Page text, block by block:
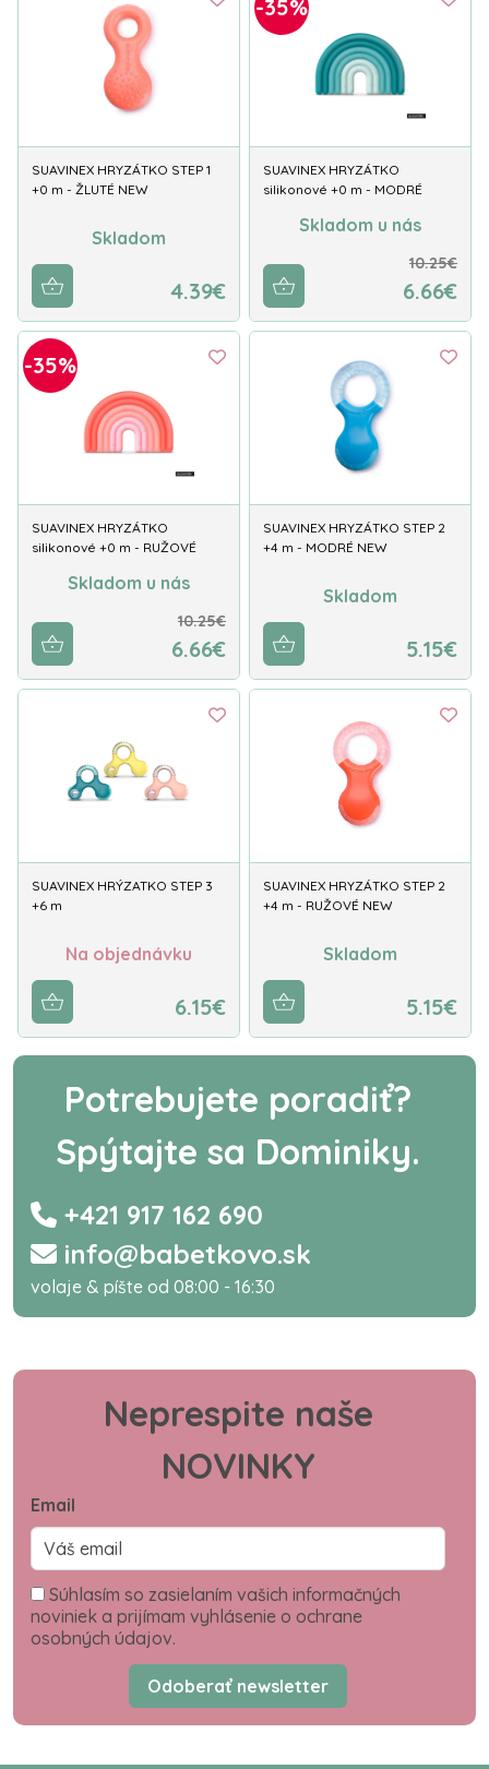
SUAVINEX HRYZÁTKO STEP 1
+0 m - ŽLUTÉ NEW
Skladom
4.39€
-35%
SUAVINEX HRYZÁTKO
silikonové +0 m - MODRÉ
Skladom u nás
10.25€
6.66€
-35%
SUAVINEX HRYZÁTKO
silikonové +0 m - RUŽOVÉ
Skladom u nás
10.25€
6.66€
SUAVINEX HRYZÁTKO STEP 2
+4 m - MODRÉ NEW
Skladom
5.15€
SUAVINEX HRÝZATKO STEP 3
+6 m
Na objednávku
6.15€
SUAVINEX HRYZÁTKO STEP 2
+4 m - RUŽOVÉ NEW
Skladom
5.15€
Potrebujete poradiť?
Spýtajte sa Dominiky.
+421 917 162 690
info@babetkovo.sk
volaje & píšte od 08:00 - 16:30
Neprespite naše
NOVINKY
Email
Súhlasím so zasielaním vašich informačných
noviniek a prijímam vyhlásenie o ochrane
osobných údajov.
Odoberať newsletter